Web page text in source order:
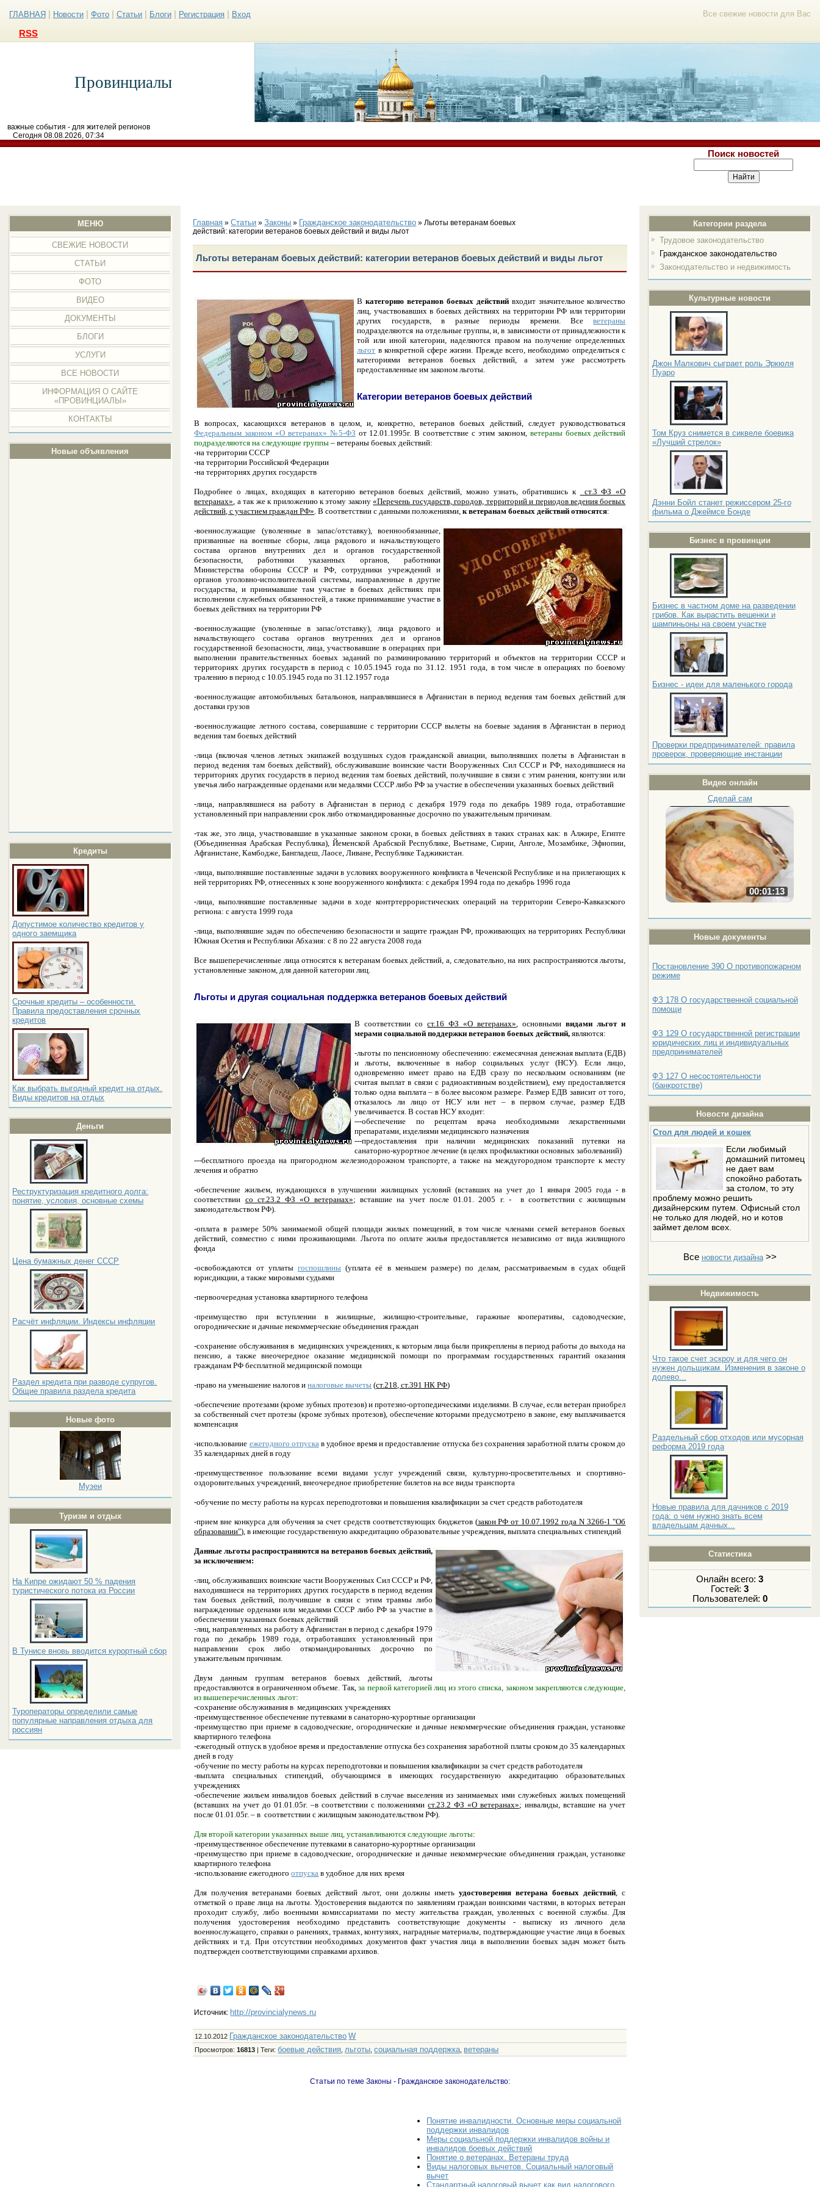
Все свежие новости для Вас
ГЛАВНАЯ Новости Фото Статьи Блоги Регистрация Вход
RSS
Провинциалы
важные события - для жителей регионов
Сегодня 08.08.2026, 07:34
Поиск новостей
МЕНЮ
СВЕЖИЕ НОВОСТИ
СТАТЬИ
ФОТО
ВИДЕО
ДОКУМЕНТЫ
БЛОГИ
УСЛУГИ
ВСЕ НОВОСТИ
ИНФОРМАЦИЯ О САЙТЕ
«ПРОВИНЦИАЛЫ»
КОНТАКТЫ
Новые объявления
Кредиты
Допустимое количество кредитов у
одного заемщика
Срочные кредиты – особенности.
Правила предоставления срочных
кредитов
Как выбрать выгодный кредит на отдых.
Виды кредитов на отдых
Деньги
Реструктуризация кредитного долга:
понятие, условия, основные схемы
Цена бумажных денег СССР
Расчёт инфляции. Индексы инфляции
Раздел кредита при разводе супругов.
Общие правила раздела кредита
Новые фото
Музеи
Туризм и отдых
На Кипре ожидают 50 % падения
туристического потока из России
В Тунисе вновь вводится курортный сбор
Туроператоры определили самые
популярные направления отдыха для
россиян
Категории раздела
Трудовое законодательство
Гражданское законодательство
Законодательство и недвижимость
Культурные новости
Джон Малкович сыграет роль Эркюля
Пуаро
Том Круз снимется в сиквеле боевика
«Лучший стрелок»
Дэнни Бойл станет режиссером 25-го
фильма о Джеймсе Бонде
Бизнес в провинции
Бизнес в частном доме на разведении
грибов. Как вырастить вешенки и
шампиньоны на своем участке
Бизнес - идеи для маленького города
Проверки предпринимателей: правила
проверок, проверяющие инстанции
Видео онлайн
Сделай сам
00:01:13
Новые документы
Постановление 390 О противопожарном
режиме
ФЗ 178 О государственной социальной
помощи
ФЗ 129 О государственной регистрации
юридических лиц и индивидуальных
предпринимателей
ФЗ 127 О несостоятельности
(банкротстве)
Новости дизайна
Стол для людей и кошек
Если любимый
домашний питомец
не дает вам
спокойно работать
за столом, то эту
проблему можно решить
дизайнерским путем. Офисный стол
не только для людей, но и котов
займет делом всех.
Все новости дизайна>>
Недвижимость
Что такое счет эскроу и для чего он
нужен дольщикам. Изменения в законе о
долево...
Раздельный сбор отходов или мусорная
реформа 2019 года
Новые правила для дачников с 2019
года: о чем нужно знать всем
владельцам дачных...
Статистика
Онлайн всего:3
Гостей:3
Пользователей: 0
Главная »Статьи »Законы » Гражданское законодательство » Льготы ветеранам боевых
действий: категории ветеранов боевых действий и виды льгот
Льготы ветеранам боевых действий: категории ветеранов боевых действий и виды льгот
Вкатегорию ветеранов боевых действийвходит значительное количество
лиц, участвовавших в боевых действиях на территории РФ или территории
других государств, в разные периоды времени. Всеветераны
подразделяются на отдельные группы, и, в зависимости от принадлежности к
той или иной категории, наделяются правом на получение определенных
льгот в конкретной сфере жизни. Прежде всего, необходимо определиться с
категориями ветеранов боевых действий, а затем уже рассмотреть
предоставленные им законом льготы.
Категории ветеранов боевых действий
В вопросах, касающихся ветеранов в целом, и, конкретно, ветеранов боевых действий, следует руководствоваться
Федеральным законом «О ветеранах» №5-ФЗ от 12.01.1995г. В соответствие с этим законом, ветераны боевых действий
подразделяются на следующие группы– ветераны боевых действий:
-на территории СССР
-на территории Российской Федерации
-на территориях других государств
Подробнее о лицах, входящих в категорию ветеранов боевых действий, можно узнать, обратившись к
ст.3 ФЗ «О
ветеранах» , а так же к приложению к этому закону«Перечень государств, городов, территорий и периодов ведения боевых
действий, с участием граждан РФ» . В соответствии с данными положениями,к ветеранам боевых действий относятся:
-военнослужащие (уволенные в запас/отставку), военнообязанные,
призванные на военные сборы, лица рядового и начальствующего
состава органов внутренних дел и органов государственной
безопасности, работники указанных органов, работники
Министерства обороны СССР и РФ, сотрудники учреждений и
органов уголовно-исполнительной системы, направленные в другие
государства, и принимавшие там участие в боевых действиях при
исполнении служебных обязанностей, а также принимавшие участие в
боевых действиях на территории РФ
-военнослужащие (уволенные в запас/отставку), лица рядового и
начальствующего состава органов внутренних дел и органов
государственной безопасности, лица, участвовавшие в операциях при
выполнении правительственных боевых заданий по разминированию территорий и объектов на территории СССР и
территориях других государств в период с 10.05.1945 года по 31.12. 1951 года, в том числе в операциях по боевому
тралению в период с 10.05.1945 года по 31.12.1957 года
-военнослужащие автомобильных батальонов, направлявшиеся в Афганистан в период ведения там боевых действий для
доставки грузов
-военнослужащие летного состава, совершавшие с территории СССР вылеты на боевые задания в Афганистан в период
ведения там боевых действий
-лица (включая членов летных экипажей воздушных судов гражданской авиации, выполнявших полеты в Афганистан в
период ведения там боевых действий), обслуживавшие воинские части Вооруженных Сил СССР и РФ, находившиеся на
территориях других государств в период ведения там боевых действий, получившие в связи с этим ранения, контузии или
увечья либо награжденные орденами или медалями СССР либо РФ за участие в обеспечении указанных боевых действий
-лица, направлявшиеся на работу в Афганистан в период с декабря 1979 года по декабрь 1989 года, отработавшие
установленный при направлении срок либо откомандированные досрочно по уважительным причинам.
-так же, это лица, участвовавшие в указанные законом сроки, в боевых действиях в таких странах как: в Алжире, Египте
(Объединенная Арабская Республика), Йеменской Арабской Республике, Вьетнаме, Сирии, Анголе, Мозамбике, Эфиопии,
Афганистане, Камбодже, Бангладеш, Лаосе, Ливане, Республике Таджикистан.
-лица, выполнявшие поставленные задачи в условиях вооруженного конфликта в Чеченской Республике и на прилегающих к
ней территориях РФ, отнесенных к зоне вооруженного конфликта: с декабря 1994 года по декабрь 1996 года
-лица, выполнявшие поставленные задачи в ходе контртеррористических операций на территории Северо-Кавказского
региона: с августа 1999 года
-лица, выполнявшие задач по обеспечению безопасности и защите граждан РФ, проживающих на территориях Республики
Южная Осетия и Республики Абхазия: с 8 по 22 августа 2008 года
Все вышеперечисленные лица относятся к ветеранам боевых действий, а, следовательно, на них распространяются льготы,
установленные законом, для данной категории лиц.
Льготы и другая социальная поддержка ветеранов боевых действий
В соответствии сост.16 ФЗ «О ветеранах», основнымивидами льгот и
мерами социальной поддержки ветеранов боевых действий, являются:
-льготы по пенсионному обеспечению: ежемесячная денежная выплата (ЕДВ)
и льготы, включенные в набор социальных услуг (НСУ). Если лицо,
одновременно имеет право на ЕДВ сразу по нескольким основаниям (не
считая выплат в связи с радиоактивным воздействием), ему предоставляется
только одна выплата – в более высоком размере. Размер ЕДВ зависит от того,
отказалось ли лицо от НСУ или нет – в первом случае, размер ЕДВ
увеличивается. В состав НСУ входит:
---обеспечение по рецептам врача необходимыми лекарственными
препаратами, изделиями медицинского назначения
---предоставления при наличии медицинских показаний путевки на
санаторно-курортное лечение (в целях профилактики основных заболеваний)
---бесплатного проезда на пригородном железнодорожном транспорте, а также на междугородном транспорте к месту
лечения и обратно
-обеспечение жильем, нуждающихся в улучшении жилищных условий (вставших на учет до 1 января 2005 года - в
соответствии со ст.23.2 ФЗ «О ветеранах»; вставшие на учет после 01.01. 2005 г. - в соответствии с жилищным
законодательством РФ).
-оплата в размере 50% занимаемой общей площади жилых помещений, в том числе членами семей ветеранов боевых
действий, совместно с ними проживающими. Льгота по оплате жилья предоставляется независимо от вида жилищного
фонда
-освобождаются от уплатыгоспошлины (уплата её в меньшем размере) по делам, рассматриваемым в судах общей
юрисдикции, а также мировыми судьями
-первоочередная установка квартирного телефона
-преимущество при вступлении в жилищные, жилищно-строительные, гаражные кооперативы, садоводческие,
огороднические и дачные некоммерческие объединения граждан
-сохранение обслуживания в медицинских учреждениях, к которым лица были прикреплены в период работы до выхода на
пенсию, а также внеочередное оказание медицинской помощи по программам государственных гарантий оказания
гражданам РФ бесплатной медицинской помощи
-право на уменьшение налогов иналоговые вычеты (ст.218, ст.391 НК РФ)
-обеспечение протезами (кроме зубных протезов) и протезно-ортопедическими изделиями. В случае, если ветеран приобрел
за собственный счет протезы (кроме зубных протезов), обеспечение которыми предусмотрено в законе, ему выплачивается
компенсация
-использование ежегодного отпускав удобное время и предоставление отпуска без сохранения заработной платы сроком до
35 календарных дней в году
-преимущественное пользование всеми видами услуг учреждений связи, культурно-просветительных и спортивно-
оздоровительных учреждений, внеочередное приобретение билетов на все виды транспорта
-обучение по месту работы на курсах переподготовки и повышения квалификации за счет средств работодателя
-прием вне конкурса для обучения за счет средств соответствующих бюджетов (закон РФ от 10.07.1992 года N 3266-1 "Об
образовании"), в имеющие государственную аккредитацию образовательные учреждения, выплата специальных стипендий
Данные льготы распространяются на ветеранов боевых действий,
за исключением:
-лиц, обслуживавших воинские части Вооруженных Сил СССР и РФ,
находившиеся на территориях других государств в период ведения
там боевых действий, получившие в связи с этим травмы либо
награжденные орденами или медалями СССР либо РФ за участие в
обеспечении указанных боевых действий
-лиц, направленных на работу в Афганистан в период с декабря 1979
года по декабрь 1989 года, отработавших установленный при
направлении срок либо откомандированных досрочно по
уважительным причинам.
Двум данным группам ветеранов боевых действий, льготы
предоставляются в ограниченном объеме. Так,за первой категорией лиц из этого списка, законом закрепляются следующие,
из вышеперечисленных льгот:
-сохранение обслуживания в медицинских учреждениях
-преимущественное обеспечение путевками в санаторно-курортные организации
-преимущество при приеме в садоводческие, огороднические и дачные некоммерческие объединения граждан, установке
квартирного телефона
-ежегодный отпуск в удобное время и предоставление отпуска без сохранения заработной платы сроком до 35 календарных
дней в году
-обучение по месту работы на курсах переподготовки и повышения квалификации за счет средств работодателя
-выплата специальных стипендий, обучающимся в имеющих государственную аккредитацию образовательных
учреждениях
-обеспечение жильем инвалидов боевых действий в случае выселения из занимаемых ими служебных жилых помещений
(вставших на учет до 01.01.05г. –в соответствии с положениямист.23.2 ФЗ «О ветеранах»; инвалиды, вставшие на учет
после 01.01.05г. – в соответствии с жилищным законодательством РФ).
Для второй категории указанных выше лиц, устанавливаются следующие льготы:
-преимущественное обеспечение путевками в санаторно-курортные организации
-преимущество при приеме в садоводческие, огороднические и дачные некоммерческие объединения граждан, установке
квартирного телефона
-использование ежегодногоотпуска в удобное для них время
Для получения ветеранами боевых действий льгот, они должны иметьудостоверения ветерана боевых действий, с
отметкой о праве лица на льготы. Удостоверения выдаются по заявлениям граждан воинскими частями, в которых ветеран
проходит службу, либо военными комиссариатами по месту жительства граждан, уволенных с военной службы. Для
получения удостоверения необходимо представить соответствующие документы - выписку из личного дела
военнослужащего, справки о ранениях, травмах, контузиях, наградные материалы, подтверждающие участие лица в боевых
действиях и т.д. При отсутствии необходимых документов факт участия лица в выполнении боевых задач может быть
подтвержден соответствующими справками архивов.
Источник: http://provincialynews.ru
12.10.2012 Гражданское законодательство W
Просмотров:16813 |Теги:боевые действия льготы ,социальная поддержка ветераны
Статьи по теме Законы - Гражданское законодательство:
Понятие инвалидности. Основные меры социальной
поддержки инвалидов
Меры социальной поддержки инвалидов войны и
инвалидов боевых действий
Понятие о ветеранах. Ветераны труда
Виды налоговых вычетов. Социальный налоговый
вычет
Стандартный налоговый вычет как вид налогового